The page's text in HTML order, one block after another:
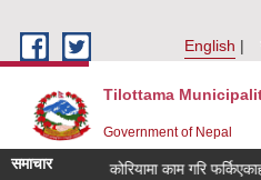
English
Tilottama
Government of Nepal
समाचार कोरियामा काम गरि